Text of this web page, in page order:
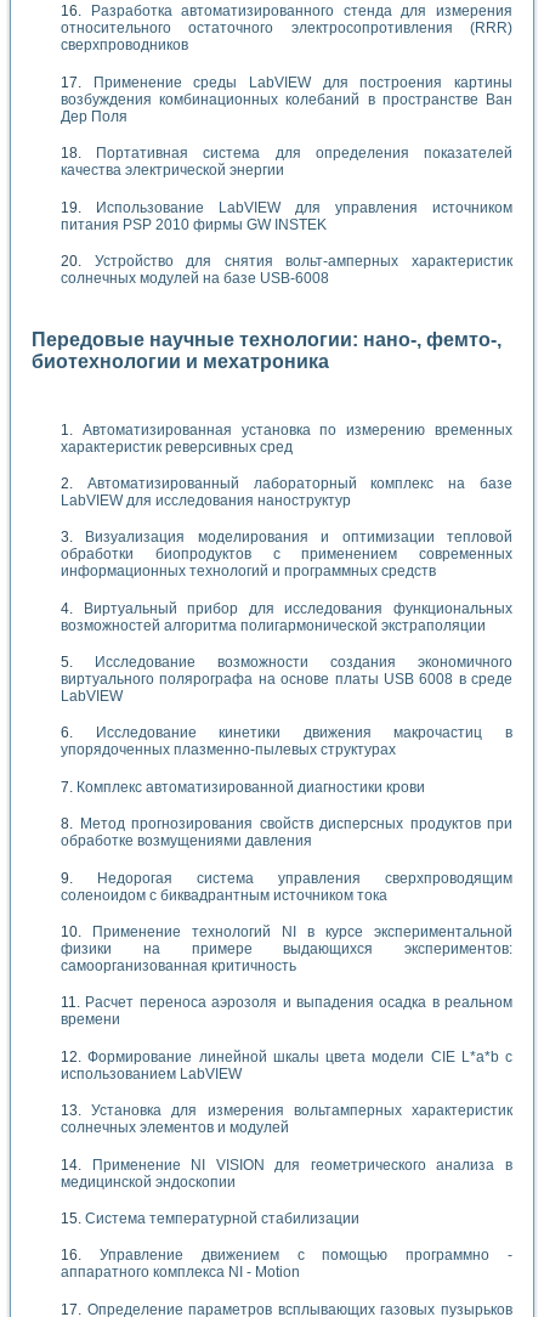
Разработка автоматизированного стенда для измерения
относительного остаточного электросопротивления (RRR)
сверхпроводников
Применение среды LabVIEW для построения картины
возбуждения комбинационных колебаний в пространстве Ван
Дер Поля
Портативная система для определения показателей
качества электрической энергии
Использование LabVIEW для управления источником
питания PSP 2010 фирмы GW INSTEK
Устройство для снятия вольт-амперных характеристик
солнечных модулей на базе USB-6008
Передовые научные технологии: нано-, фемто-,
биотехнологии и мехатроника
Автоматизированная установка по измерению временных
характеристик реверсивных сред
Автоматизированный лабораторный комплекс на базе
LabVIEW для исследования наноструктур
Визуализация моделирования и оптимизации тепловой
обработки биопродуктов с применением современных
информационных технологий и программных средств
Виртуальный прибор для исследования функциональных
возможностей алгоритма полигармонической экстраполяции
Исследование возможности создания экономичного
виртуального полярографа на основе платы USB 6008 в среде
LabVIEW
Исследование кинетики движения макрочастиц в
упорядоченных плазменно-пылевых структурах
Комплекс автоматизированной диагностики крови
Метод прогнозирования свойств дисперсных продуктов при
обработке возмущениями давления
Недорогая система управления сверхпроводящим
соленоидом с биквадрантным источником тока
Применение технологий NI в курсе экспериментальной
физики на примере выдающихся экспериментов:
самоорганизованная критичность
Расчет переноса аэрозоля и выпадения осадка в реальном
времени
Формирование линейной шкалы цвета модели CIE L*a*b с
использованием LabVIEW
Установка для измерения вольтамперных характеристик
солнечных элементов и модулей
Применение NI VISION для геометрического анализа в
медицинской эндоскопии
Система температурной стабилизации
Управление движением с помощью программно -
аппаратного комплекса NI - Motion
Определение параметров всплывающих газовых пузырьков